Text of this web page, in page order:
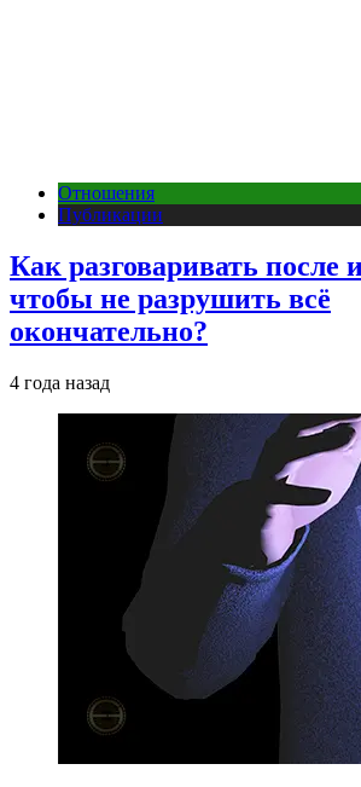
Отношения
Публикации
Как разговаривать после
чтобы не разрушить всё
окончательно?
4 года назад